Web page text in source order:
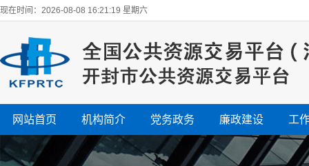
现在时间：2026-08-08 16:21:20 星期六
网站首页 机构简介 党务政务 廉政建设 工